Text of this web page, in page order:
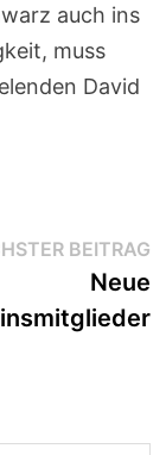
auch ins
muss
David
BEITRAG
Neue